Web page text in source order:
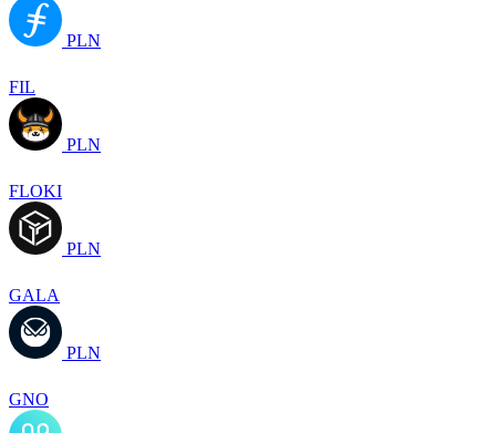
PLN
FIL
PLN
FLOKI
PLN
GALA
PLN
GNO